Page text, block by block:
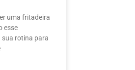
uma fritadeira
esse
sua rotina para